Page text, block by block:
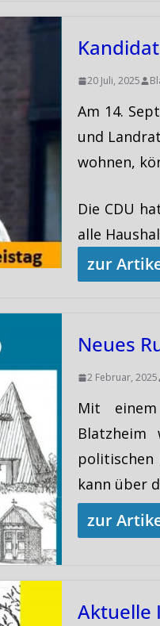
20 Juli, 2025
Am 14.
und
wohnen,
Die CDU
alle
zur
Neues
2 Februar, 2025
Mit
politischen
kann über
zur
Aktuelle